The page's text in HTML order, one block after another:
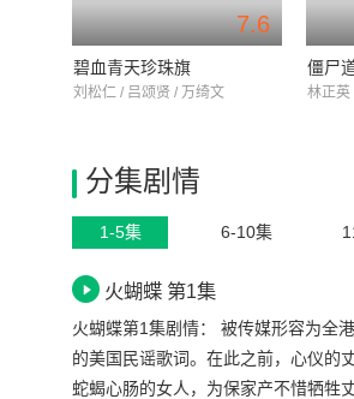
7.6
碧血青天珍珠旗
刘松仁 / 吕颂贤 / 万绮文
僵尸
林正英
分集剧情
1-5集 6-10集
火蝴蝶 第1集
火蝴蝶第1集剧情： 被传媒形容为全港首席女富豪霍心仪，在风雨交加的一个晚上失去踪影，只留下一封似是而非的遗书，里面写着的却是首令人费解
的美国民谣歌词。在此之前，心仪的
蛇蝎心肠的女人，为保家产不惜牺牲